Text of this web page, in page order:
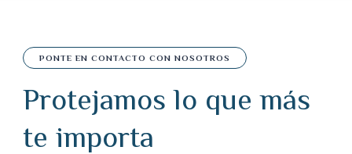
PONTE EN CONTACTO CON NOSOTROS
Protejamos lo que más
te importa